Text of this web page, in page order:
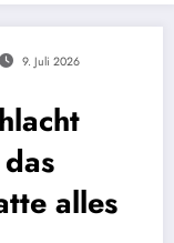
9. Juli 2026
alles